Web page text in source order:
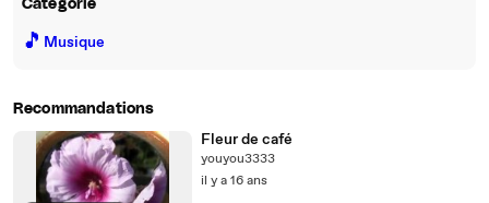
Catégorie
🎵 Musique
Recommandations
Fleur de café
youyou3333
il y a 16 ans